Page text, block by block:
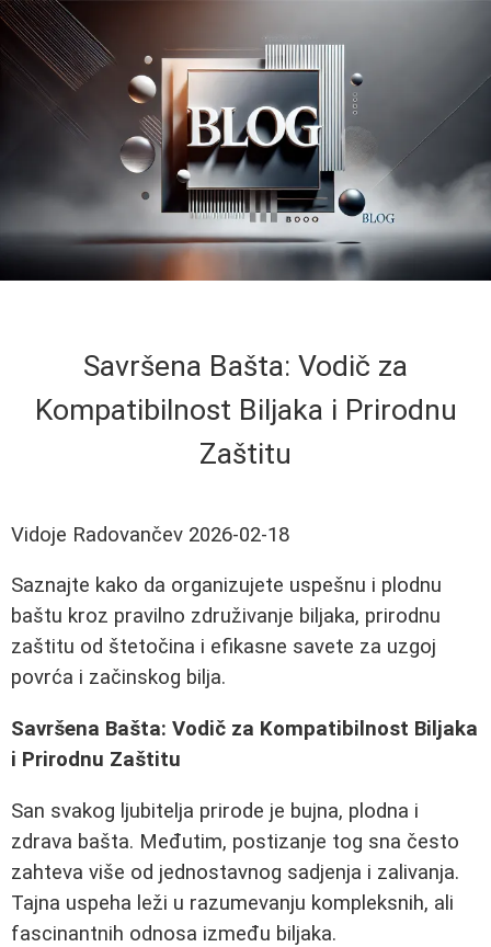
Savršena Bašta: Vodič za
Kompatibilnost Biljaka i Prirodnu
Zaštitu
Vidoje Radovančev 2026-02-18
Saznajte kako da organizujete uspešnu i plodnu
baštu kroz pravilno združivanje biljaka, prirodnu
zaštitu od štetočina i efikasne savete za uzgoj
povrća i začinskog bilja.
Savršena Bašta: Vodič za Kompatibilnost Biljaka
i Prirodnu Zaštitu
San svakog ljubitelja prirode je bujna, plodna i
zdrava bašta. Međutim, postizanje tog sna često
zahteva više od jednostavnog sadjenja i zalivanja.
Tajna uspeha leži u razumevanju kompleksnih, ali
fascinantnih odnosa između biljaka.